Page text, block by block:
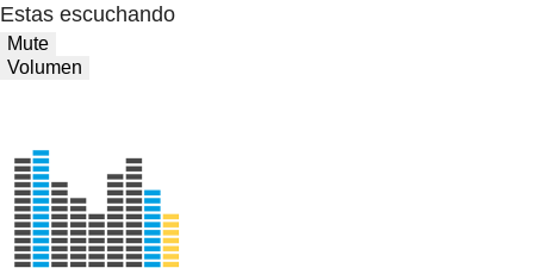
Estas escuchando
Mute
Volumen